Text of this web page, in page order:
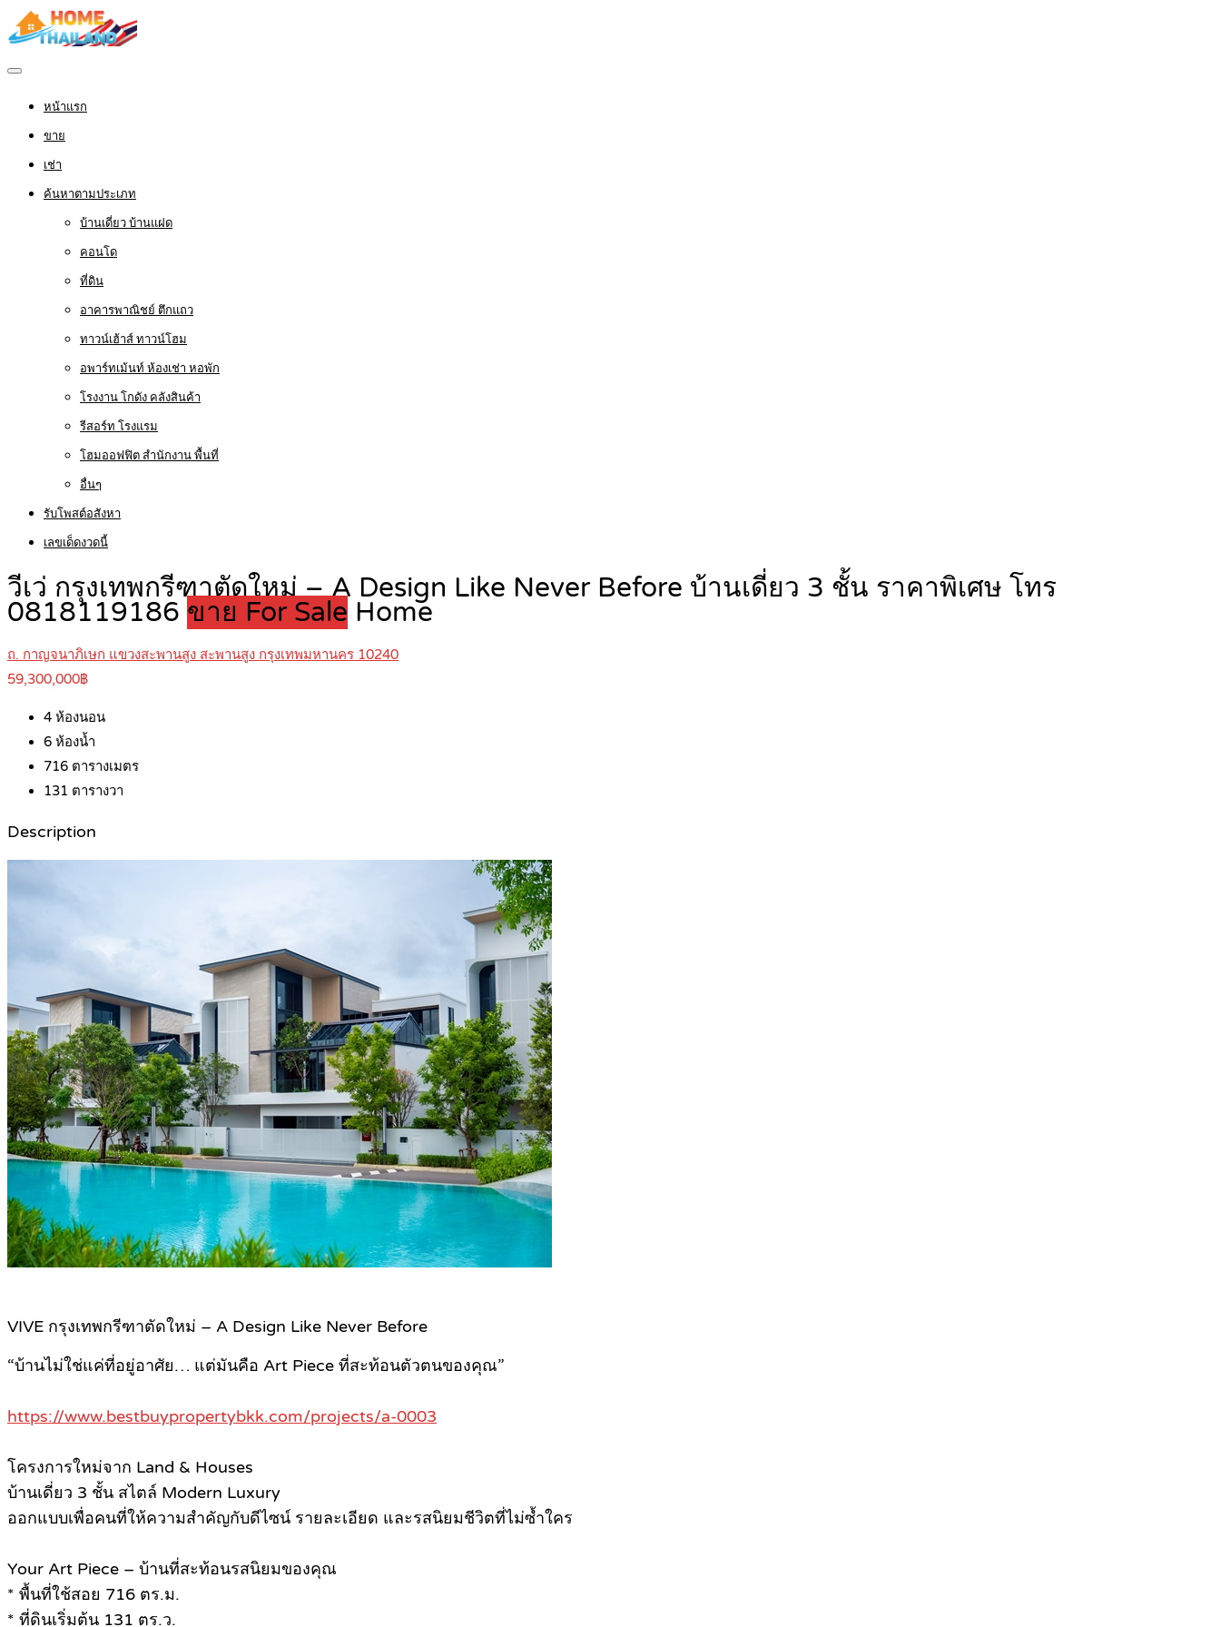
หน้าแรก
ขาย
เช่า
ค้นหาตามประเภท
บ้านเดี่ยว บ้านแฝด
คอนโด
ที่ดิน
อาคารพาณิชย์ ตึกแถว
ทาวน์เฮ้าส์ ทาวน์โฮม
อพาร์ทเม้นท์ ห้องเช่า หอพัก
โรงงาน โกดัง คลังสินค้า
รีสอร์ท โรงแรม
โฮมออฟฟิต สำนักงาน พื้นที่
อื่นๆ
รับโพสต์อสังหา
เลขเด็ดงวดนี้
วีเว่ กรุงเทพกรีฑาตัดใหม่ – A Design Like Never Before บ้านเดี่ยว 3 ชั้น ราคาพิเศษ โทร
0818119186 ขาย For Sale Home
ถ. กาญจนาภิเษก แขวงสะพานสูง สะพานสูง กรุงเทพมหานคร 10240
59,300,000฿
4 ห้องนอน
6 ห้องน้ำ
716 ตารางเมตร
131 ตารางวา
Description
VIVE กรุงเทพกรีฑาตัดใหม่ – A Design Like Never Before
“บ้านไม่ใช่แค่ที่อยู่อาศัย… แต่มันคือ Art Piece ที่สะท้อนตัวตนของคุณ”
https://www.bestbuypropertybkk.com/projects/a-0003
โครงการใหม่จาก Land & Houses
บ้านเดี่ยว 3 ชั้น สไตล์ Modern Luxury
ออกแบบเพื่อคนที่ให้ความสำคัญกับดีไซน์ รายละเอียด และรสนิยมชีวิตที่ไม่ซ้ำใคร
Your Art Piece – บ้านที่สะท้อนรสนิยมของคุณ
* พื้นที่ใช้สอย 716 ตร.ม.
* ที่ดินเริ่มต้น 131 ตร.ว.